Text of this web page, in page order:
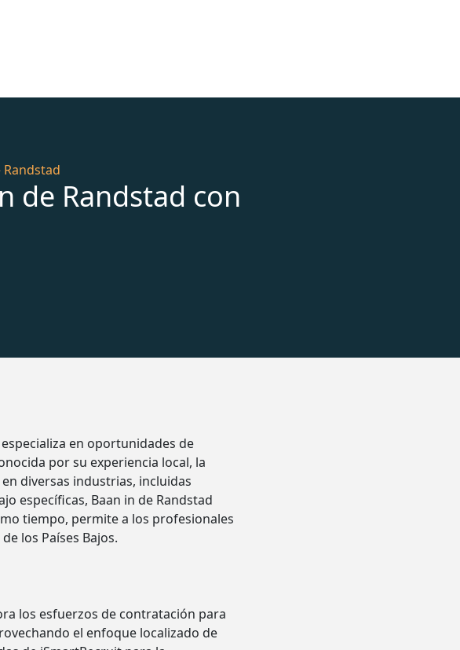
Randstad
de Randstad con
en oportunidades de
por su experiencia local, la
diversas industrias, incluidas
específicas, Baan in de Randstad
tiempo, permite a los profesionales
los Países Bajos.
los esfuerzos de contratación para
el enfoque localizado de